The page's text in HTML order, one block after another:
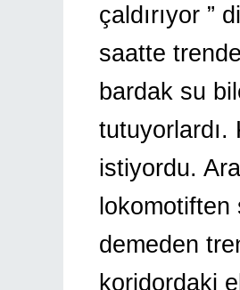
çaldırıyor ”
saatte
bardak su
istiyordu.
lokomotiften
demeden
koridordaki